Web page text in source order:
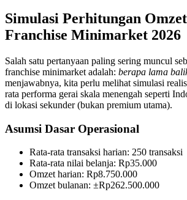
Simulasi Perhitungan
Franchise Minimarket 2026
Salah satu pertanyaan paling sering muncul
franchise minimarket adalah: berapa lama
menjawabnya, kita perlu melihat simulasi
rata performa gerai skala menengah seperti
di lokasi sekunder (bukan premium utama).
Asumsi Dasar Operasional
Rata-rata transaksi harian: 250 transaksi
Rata-rata nilai belanja: Rp35.000
Omzet harian: Rp8.750.000
Omzet bulanan: ±Rp262.500.000